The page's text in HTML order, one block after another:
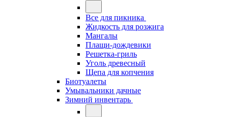
Все для пикника
Жидкость для розжига
Мангалы
Плащи-дождевики
Решетка-гриль
Уголь древесный
Щепа для копчения
Биотуалеты
Умывальники дачные
Зимний инвентарь